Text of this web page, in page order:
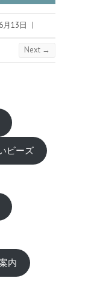
月13日 |
Next →
ビーズ
内